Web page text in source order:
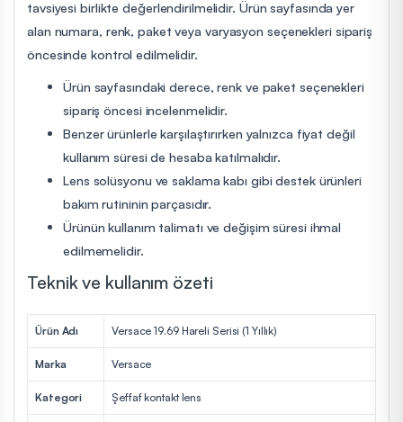
tavsiyesi birlikte değerlendirilmelidir. Ürün sayfasında yer
alan numara, renk, paket veya varyasyon seçenekleri sipariş
öncesinde kontrol edilmelidir.
Ürün sayfasındaki derece, renk ve paket seçenekleri
sipariş öncesi incelenmelidir.
Benzer ürünlerle karşılaştırırken yalnızca fiyat değil
kullanım süresi de hesaba katılmalıdır.
Lens solüsyonu ve saklama kabı gibi destek ürünleri
bakım rutininin parçasıdır.
Ürünün kullanım talimatı ve değişim süresi ihmal
edilmemelidir.
Teknik ve kullanım özeti
Ürün Adı Versace 19.69 Hareli Serisi (1 Yıllık)
Marka Versace
Kategori Şeffaf kontakt lens